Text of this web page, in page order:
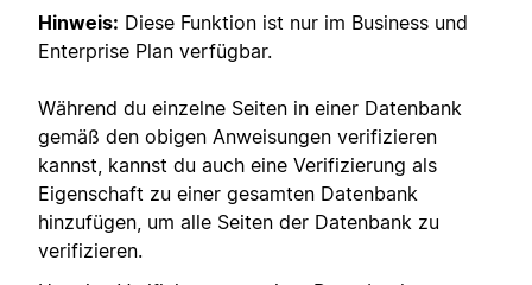
Hinweis: Diese Funktion ist nur im Business und
Enterprise Plan verfügbar.
Während du einzelne Seiten in einer Datenbank
gemäß den obigen Anweisungen verifizieren
kannst, kannst du auch eine Verifizierung als
Eigenschaft zu einer gesamten Datenbank
hinzufügen, um alle Seiten der Datenbank zu
verifizieren.